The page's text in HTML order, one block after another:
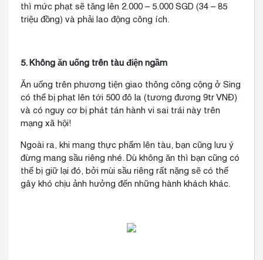
thì mức phạt sẽ tăng lên 2.000 – 5.000 SGD (34 – 85
triệu đồng) và phải lao động công ích.
5. Không ăn uống trên tàu điện ngầm
Ăn uống trên phương tiện giao thông công cộng ở Sing
có thể bị phạt lên tới 500 đô la (tương đương 9tr VNĐ)
và có nguy cơ bị phát tán hành vi sai trái này trên
mạng xã hội!
Ngoài ra, khi mang thực phẩm lên tàu, bạn cũng lưu ý
đừng mang sầu riêng nhé. Dù không ăn thì bạn cũng có
thể bị giữ lại đó, bởi mùi sầu riêng rất nặng sẽ có thể
gây khó chịu ảnh hưởng đến những hành khách khác.